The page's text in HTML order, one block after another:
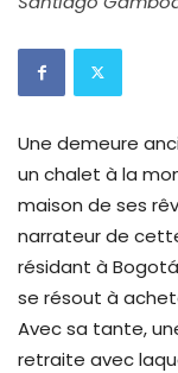
Une demeure
un chalet à la
maison de ses
narrateur de
résidant à
se résout à
Avec sa tante,
retraite avec